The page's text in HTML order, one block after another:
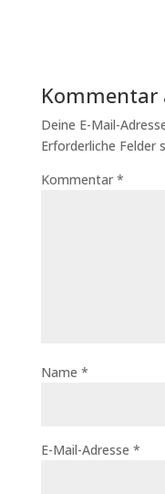
Kommentar
Deine E-Mail-
Erforderliche Felder
Kommentar *
Name *
E-Mail-Adresse *